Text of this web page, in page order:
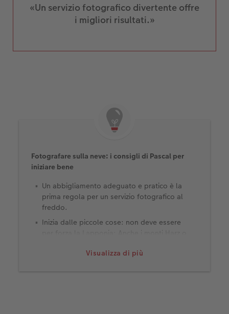
«Un servizio fotografico divertente offre
i migliori risultati.»
Visualizza di più
Fotografare sulla neve: i consigli di Pascal per
iniziare bene
Un abbigliamento adeguato e pratico è la
prima regola per un servizio fotografico al
freddo.
Inizia dalle piccole cose: non deve essere
bellissimi paesaggi invernali a temperature